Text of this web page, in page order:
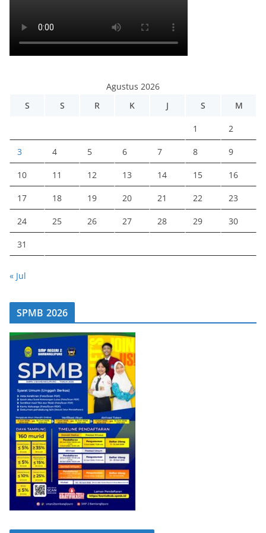
Agustus 2026
S
S R K J S M
1 2
3 4 5 6 7 8 9
10 11 12 13 14 15 16
17 18 19 20 21 22 23
24 25 26 27 28 29 30
31
« Jul
SPMB 2026